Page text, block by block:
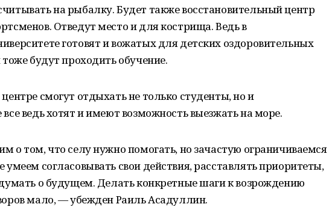
на рыбалку. Будет также восстановительный центр
Отведут место и для кострища. Ведь в
готовят и вожатых для детских оздоровительных
тоже будут проходить обучение.
смогут отдыхать не только студенты, но и
ведь хотят и имеют возможность выезжать на море.
о том, что селу нужно помогать, но зачастую ограничиваемся
умеем согласовывать свои действия, расставлять приоритеты,
о будущем. Делать конкретные шаги к возрождению
мало, — убежден Раиль Асадуллин.